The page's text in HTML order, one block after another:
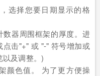
选择您要日期显示的格
器周围框架的厚度。进
击"+" 或 "-" 符号增加或
及调整。)
颜色值。 为了更方便操